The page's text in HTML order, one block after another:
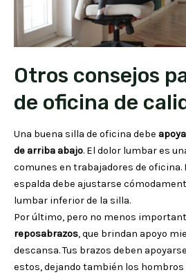
Otros consejos
de oficina de
Una buena silla de oficina debe
de arriba abajo. El dolor lumbar es
comunes en trabajadores de oficina.
espalda debe ajustarse
lumbar inferior de la silla.
Por último, pero no menos
reposabrazos, que brindan apoyo
descansa. Tus brazos deben
estos, dejando también los hombros